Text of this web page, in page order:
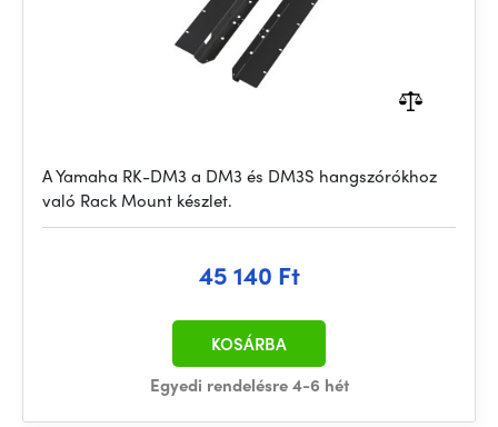
A Yamaha RK-DM3 a DM3 és DM3S hangszórókhoz
való Rack Mount készlet.
45 140 Ft
Egyedi rendelésre 4-6 hét
KOSÁRBA